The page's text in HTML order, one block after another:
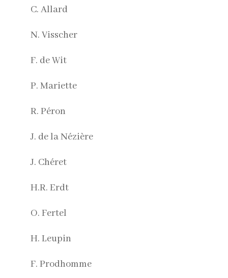
C. Allard
N. Visscher
F. de Wit
P. Mariette
R. Péron
J. de la Nézière
J. Chéret
H.R. Erdt
O. Fertel
H. Leupin
F. Prodhomme